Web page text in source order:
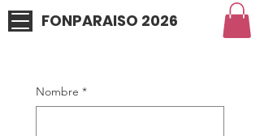
FONPARAISO 2026
Nombre *